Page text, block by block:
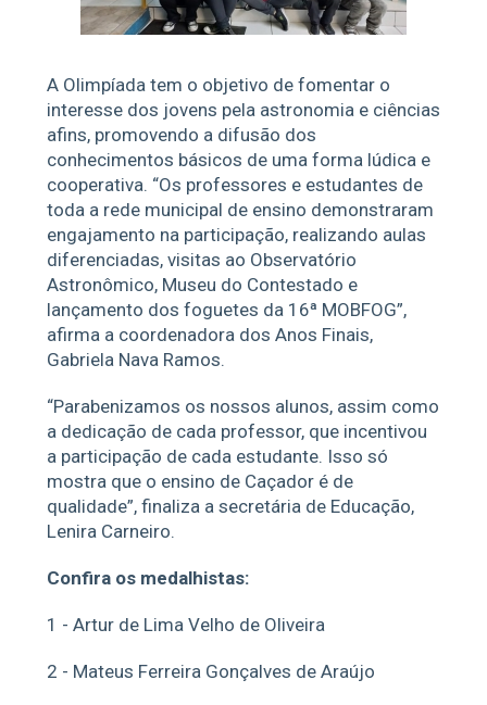
A Olimpíada tem o objetivo de fomentar o
interesse dos jovens pela astronomia e ciências
afins, promovendo a difusão dos
conhecimentos básicos de uma forma lúdica e
cooperativa. “Os professores e estudantes de
toda a rede municipal de ensino demonstraram
engajamento na participação, realizando aulas
diferenciadas, visitas ao Observatório
Astronômico, Museu do Contestado e
lançamento dos foguetes da 16ª MOBFOG”,
afirma a coordenadora dos Anos Finais,
Gabriela Nava Ramos.
“Parabenizamos os nossos alunos, assim como
a dedicação de cada professor, que incentivou
a participação de cada estudante. Isso só
mostra que o ensino de Caçador é de
qualidade”, finaliza a secretária de Educação,
Lenira Carneiro.
Confira os medalhistas:
1 - Artur de Lima Velho de Oliveira
2 - Mateus Ferreira Gonçalves de Araújo